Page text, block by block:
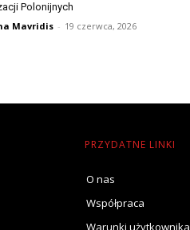
Polonijnych
Mavridis - 19 czerwca, 2026
PRZYDATNE LINKI
O nas
Współpraca
Warunki użytkownika